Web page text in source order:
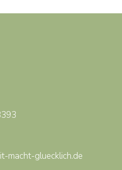
macht-gluecklich.de